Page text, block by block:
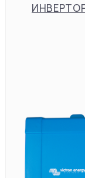
ИНВЕРТОР